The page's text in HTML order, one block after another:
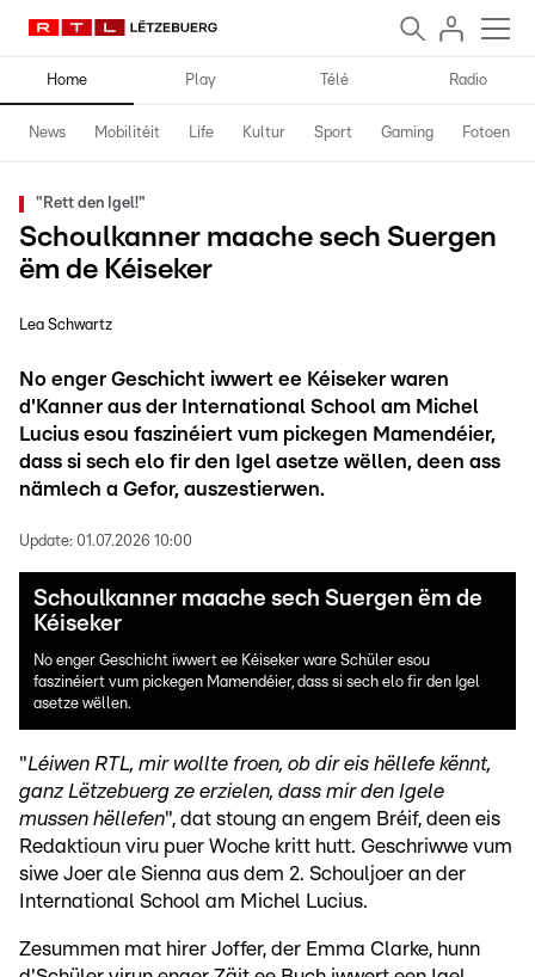
Home Play Télé Radio
News Mobilitéit Life Kultur Sport Gaming Fotoen
"Rett den Igel!"
Schoulkanner maache sech Suergen
ëm de Kéiseker
Lea Schwartz
No enger Geschicht iwwert ee Kéiseker waren
d'Kanner aus der International School am Michel
Lucius esou faszinéiert vum pickegen Mamendéier,
dass si sech elo fir den Igel asetze wëllen, deen ass
nämlech a Gefor, auszestierwen.
Update: 01.07.2026 10:00
Schoulkanner maache sech Suergen ëm de
Kéiseker
No enger Geschicht iwwert ee Kéiseker ware Schüler esou
faszinéiert vum pickegen Mamendéier, dass si sech elo fir den Igel
asetze wëllen.
"Léiwen RTL, mir wollte froen, ob dir eis hëllefe kënnt,
ganz Lëtzebuerg ze erzielen, dass mir den Igele
mussen hëllefen", dat stoung an engem Bréif, deen eis
Redaktioun viru puer Woche kritt hutt. Geschriwwe vum
siwe Joer ale Sienna aus dem 2. Schouljoer an der
International School am Michel Lucius.
Zesummen mat hirer Joffer, der Emma Clarke, hunn